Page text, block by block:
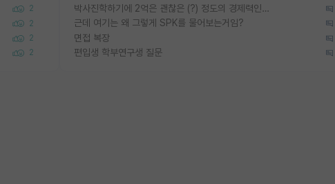
2
2
2
2
박사진학하기에 2억은 괜찮은 (?) 정도의 경제력인가요
근데 여기는 왜 그렇게 SPK를 물어보는거임?
면접 복장
편입생 학부연구생 질문